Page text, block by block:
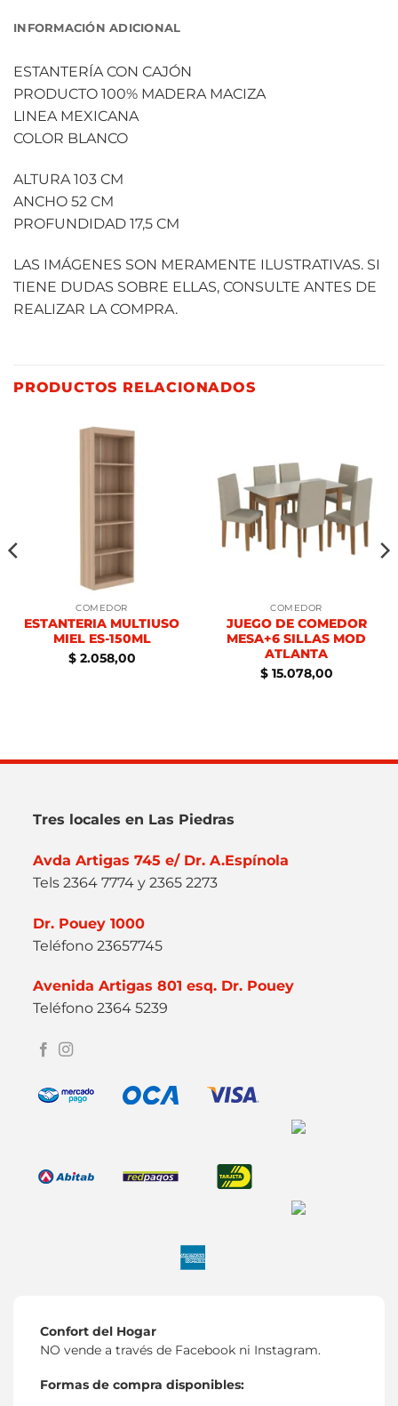
INFORMACIÓN ADICIONAL
ESTANTERÍA CON CAJÓN
PRODUCTO 100% MADERA MACIZA
LINEA MEXICANA
COLOR BLANCO
ALTURA 103 CM
ANCHO 52 CM
PROFUNDIDAD 17,5 CM
LAS IMÁGENES SON MERAMENTE ILUSTRATIVAS. SI
TIENE DUDAS SOBRE ELLAS, CONSULTE ANTES DE
REALIZAR LA COMPRA.
PRODUCTOS RELACIONADOS
COMEDOR
ESTANTERIA MULTIUSO
MIEL ES-150ML
$2.058,00
COMEDOR
JUEGO DE COMEDOR
MESA+6 SILLAS MOD
ATLANTA
$15.078,00
Tres locales en Las Piedras
Avda Artigas 745 e/ Dr. A.Espínola
Tels 2364 7774 y 2365 2273
Dr. Pouey 1000
Teléfono 23657745
Avenida Artigas 801 esq. Dr. Pouey
Teléfono 2364 5239
Confort del Hogar
NO vende a través de Facebook ni Instagram.
Formas de compra disponibles: